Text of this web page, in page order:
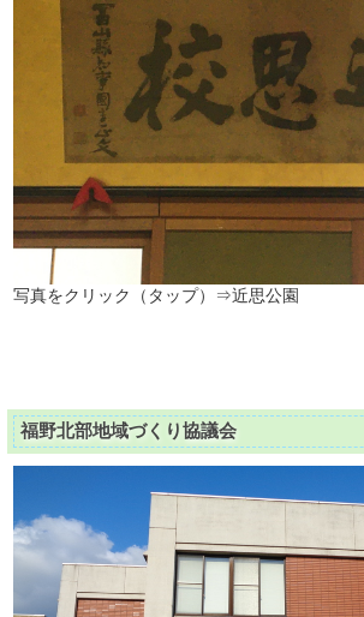
写真をクリック（タップ）⇒近思公園
福野北部地域づくり協議会